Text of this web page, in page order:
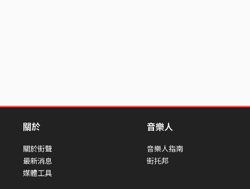
關於
關於街聲
最新消息
媒體工具
音樂人
音樂人指南
街托邦